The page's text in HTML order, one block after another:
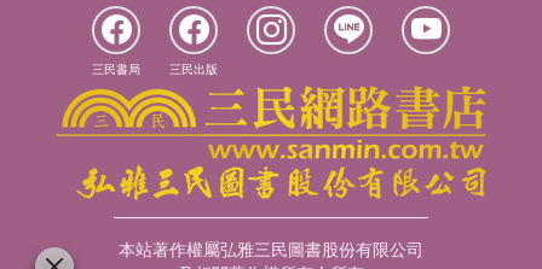
三民書局 三民出版
本站著作權屬弘雅三民圖書股份有限公司